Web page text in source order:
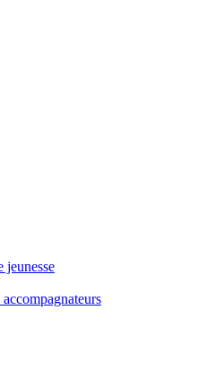
jeunesse